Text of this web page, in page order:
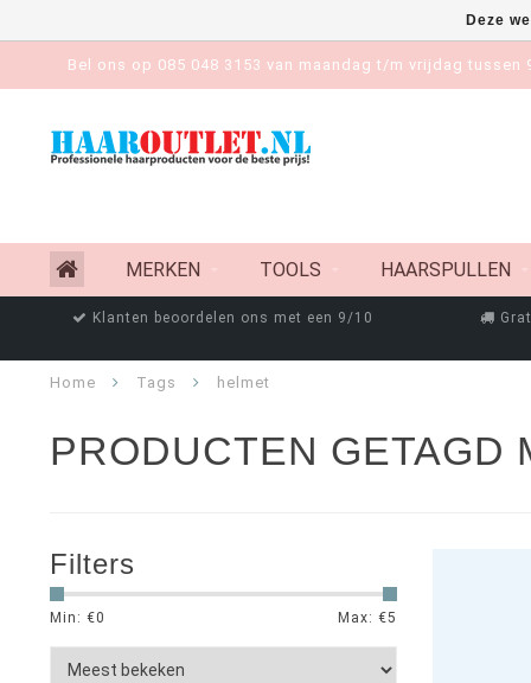
Bel ons op 085 048 3153 van maandag t/m vrijdag tussen
MERKEN TOOLS HAARSPULLEN
Klanten beoordelen ons met een 9/10
Home Tags helmet
PRODUCTEN GETAGD
Filters
Min: €0 Max: €5
Deze